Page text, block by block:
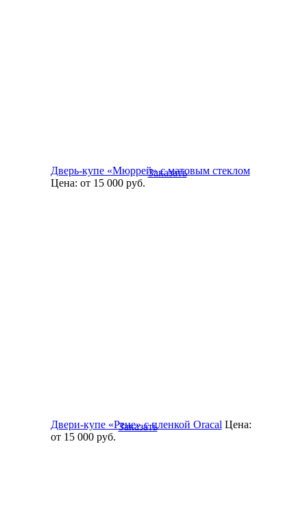
Дверь-купе «Мюррей» с матовым стеклом
Цена: от 15 000руб.
Заказать
Двери-купе «Рене» с пленкой Oracal Цена:
от 15 000руб.
Заказать